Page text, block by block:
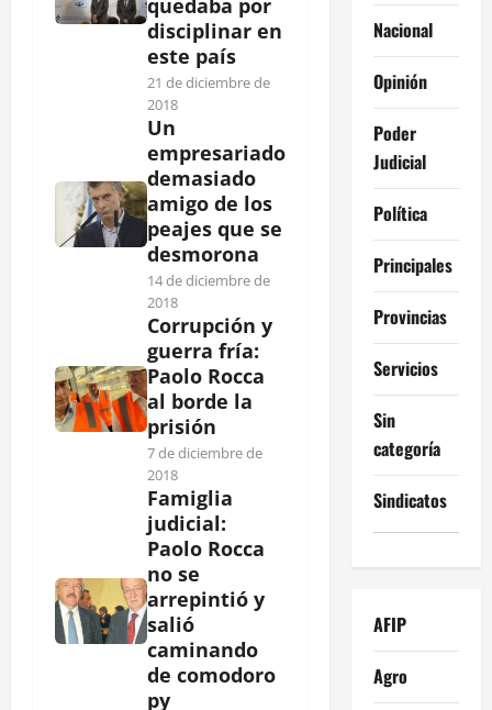
quedaba por
disciplinar en
este país
21 de diciembre de
2018
Un
empresariado
demasiado
amigo de los
peajes que se
desmorona
14 de diciembre de
2018
Corrupción y
guerra fría:
Paolo Rocca
al borde la
prisión
7 de diciembre de
2018
Famiglia
judicial:
Paolo Rocca
no se
arrepintió y
salió
caminando
de comodoro
py
Nacional
Opinión
Poder
Judicial
Política
Principales
Provincias
Servicios
Sin
categoría
Sindicatos
AFIP
Agro